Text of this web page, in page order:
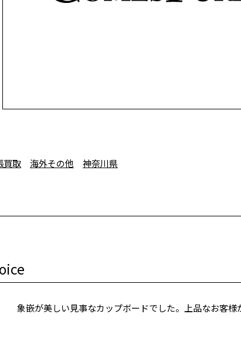
買取 海外その他 神奈川県
象嵌が美しい見事なカップボードでした。上品なお客様